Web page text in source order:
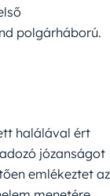
polgárháború.
halálával ért
józanságot
emlékeztet az